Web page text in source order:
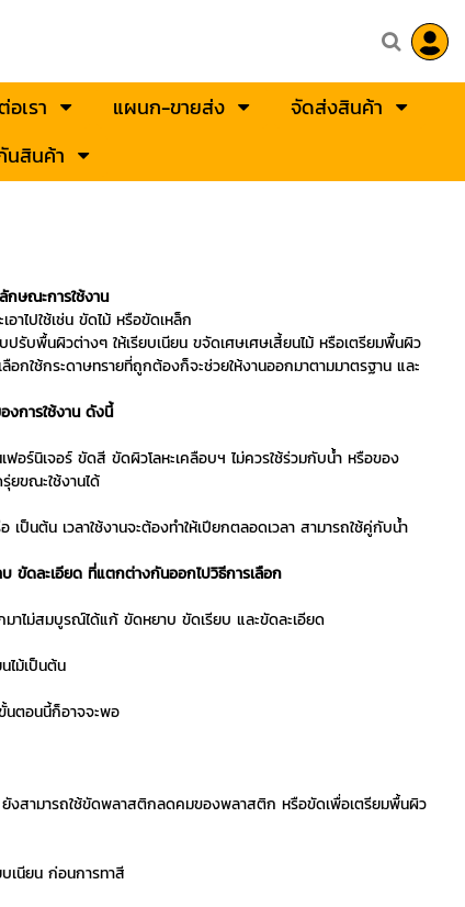
เรา แผนก-ขายส่ง
จัดส่งสินค้า
นสินค้า
กษณะการใช้งาน
าไปใช้เช่น ขัดไม้ หรือขัดเหล็ก
ปรับพื้นผิวต่างๆ ให้เรียบเนียน ขจัดเศษเศษเสี้ยนไม้ หรือเตรียมพื้นผิว
อกใช้กระดาษทรายที่ถูกต้องก็จะช่วยให้งานออกมาตามมาตรฐาน และ
งการใช้งาน ดังนี้
เฟอร์นิเจอร์ ขัดสี ขัดผิวโลหะเคลือบฯ ไม่ควรใช้ร่วมกับน้ำ หรือของ
ยขณะใช้งานได้
ป็นต้น เวลาใช้งานจะต้องทำให้เปียกตลอดเวลา สามารถใช้คู่กับน้ำ
ขัดละเอียด ที่แตกต่างกันออกไปวิธีการเลือก
มาไม่สมบูรณ์ได้แก้ ขัดหยาบ ขัดเรียบ และขัดละเอียด
ไม้เป็นต้น
นตอนนี้ก็อาจจะพอ
งสามารถใช้ขัดพลาสติกลดคมของพลาสติก หรือขัดเพื่อเตรียมพื้นผิว
เนียน ก่อนการทาสี